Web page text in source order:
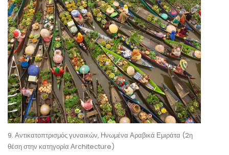
9. Αντικατοπτρισμός γυναικών, Ηνωμένα Αραβικά Εμιράτα (2η
θέση στην κατηγορία Αrchitecture)